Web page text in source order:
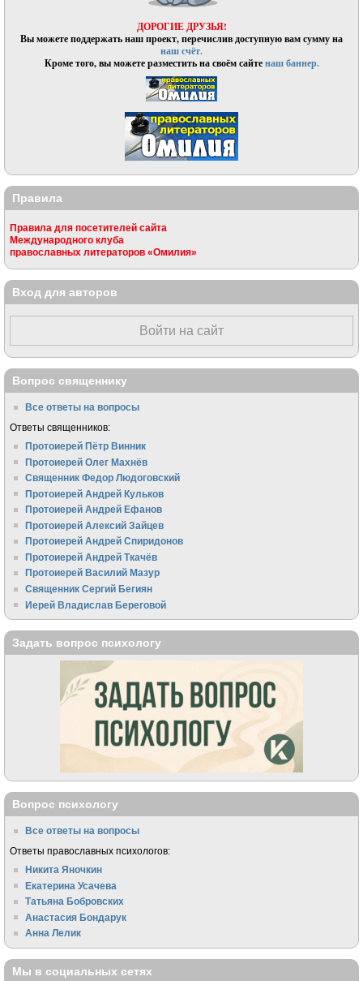
ДОРОГИЕ ДРУЗЬЯ!
Вы можете поддержать наш проект, перечислив доступную вам сумму на
наш счёт.
Кроме того, вы можете разместить на своём сайтенаш баннер.
Правила
Правила для посетителей сайта
Международного клуба
православных литераторов «Омилия»
Вход для авторов
Войти на сайт
Вопрос священнику
Все ответы на вопросы
Ответы священников:
Протоиерей Пётр Винник
Протоиерей Олег Махнёв
Священник Федор Людоговский
Протоиерей Андрей Кульков
Протоиерей Андрей Ефанов
Протоиерей Алексий Зайцев
Протоиерей Андрей Спиридонов
Протоиерей Андрей Ткачёв
Протоиерей Василий Мазур
Священник Сергий Бегиян
Иерей Владислав Береговой
Задать вопрос психологу
Вопрос психологу
Все ответы на вопросы
Ответы православных психологов:
Никита Яночкин
Екатерина Усачева
Татьяна Бобровских
Анастасия Бондарук
Анна Лелик
Мы в социальных сетях